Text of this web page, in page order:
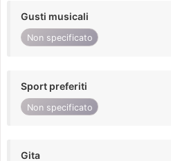
Gusti musicali
Non specificato
Sport preferiti
Non specificato
Gita